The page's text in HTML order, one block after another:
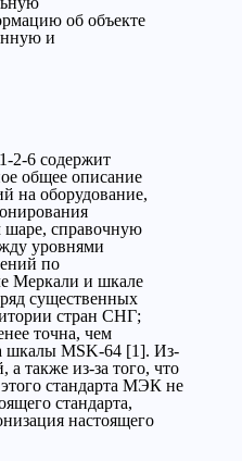
об объекте
и
2-6 содержит
общее описание
на оборудование,
шаре, справочную
уровнями
по
Меркали и шкале
существенных
стран СНГ;
точна, чем
шкалы MSK-64 [1]. Из-
а также из-за того, что
стандарта МЭК не
стандарта,
настоящего